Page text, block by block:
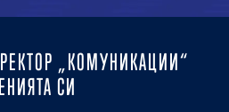
„КОМУНИКАЦИИ“
СИ